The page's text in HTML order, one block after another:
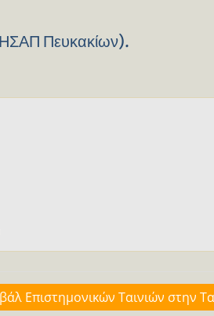
ΗΣΑΠ Πευκακίων).
Επιστημονικών Ταινιών στην